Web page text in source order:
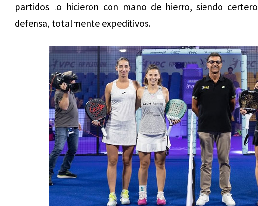
partidos lo hicieron con mano de hierro, siendo
defensa, totalmente expeditivos.